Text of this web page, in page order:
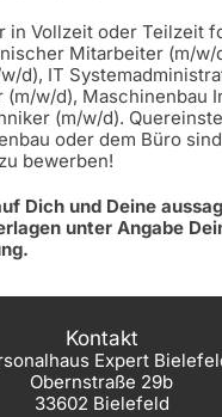
in Vollzeit oder Teilzeit
Mitarbeiter (m/w/
d), IT
(m/w/d), Maschinenbau
(m/w/d).
oder dem Büro
bewerben!
Dich und Deine
unter Angabe
Kontakt
Expert
Obernstraße 29b
33602 Bielefeld